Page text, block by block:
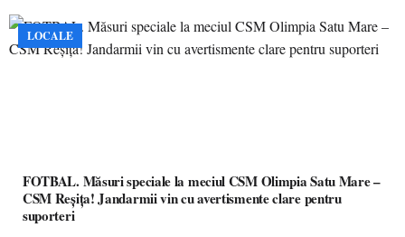
LOCALE
FOTBAL. Măsuri speciale la meciul CSM Olimpia Satu Mare –
CSM Reșița! Jandarmii vin cu avertismente clare pentru
suporteri